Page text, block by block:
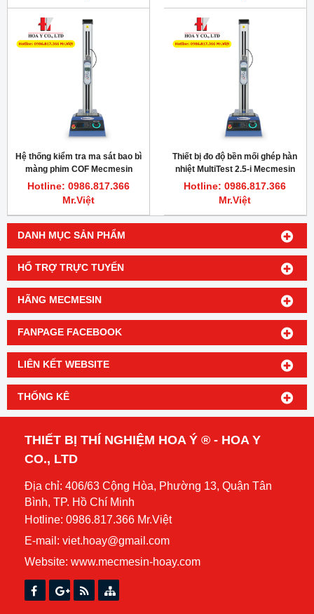
DANH MỤC SẢN PHẨM
HỔ TRỢ TRỰC TUYẾN
HÃNG MECMESIN
FANPAGE FACEBOOK
LIÊN KẾT WEBSITE
THỐNG KÊ
Hệ thống kiểm tra ma sát bao bì
màng phim COF Mecmesin
Multitest 2.5-i
Hotline: 0986.817.366
Mr.Việt
Thiết bị đo độ bền mối ghép hàn
nhiệt MultiTest 2.5-i Mecmesin
Hotline: 0986.817.366
Mr.Việt
THIẾT BỊ THÍ NGHIỆM HOA Ý ® - HOA Y
CO., LTD
Địa chỉ: 406/63 Cộng Hòa, Phường 13, Quận Tân
Bình, TP. Hồ Chí Minh
Hotline: 0986.817.366 Mr.Việt
E-mail: viet.hoay@gmail.com
Website: www.mecmesin-hoay.com